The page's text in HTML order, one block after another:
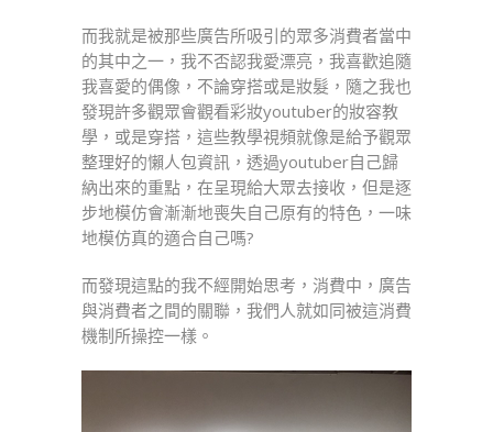
而我就是被那些廣告所吸引的眾多消費者當中
的其中之一，我不否認我愛漂亮，我喜歡追隨
我喜愛的偶像，不論穿搭或是妝髮，隨之我也
發現許多觀眾會觀看彩妝youtuber的妝容教
學，或是穿搭，這些教學視頻就像是給予觀眾
整理好的懶人包資訊，透過youtuber自己歸
納出來的重點，在呈現給大眾去接收，但是逐
步地模仿會漸漸地喪失自己原有的特色，一味
地模仿真的適合自己嗎?
而發現這點的我不經開始思考，消費中，廣告
與消費者之間的關聯，我們人就如同被這消費
機制所操控一樣。